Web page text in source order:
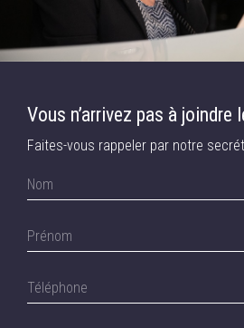
Vous n’arrivez pas à joindre
Faites-vous rappeler par notre